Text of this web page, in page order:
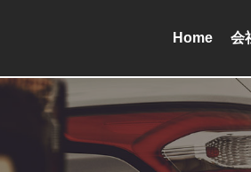
Home 会